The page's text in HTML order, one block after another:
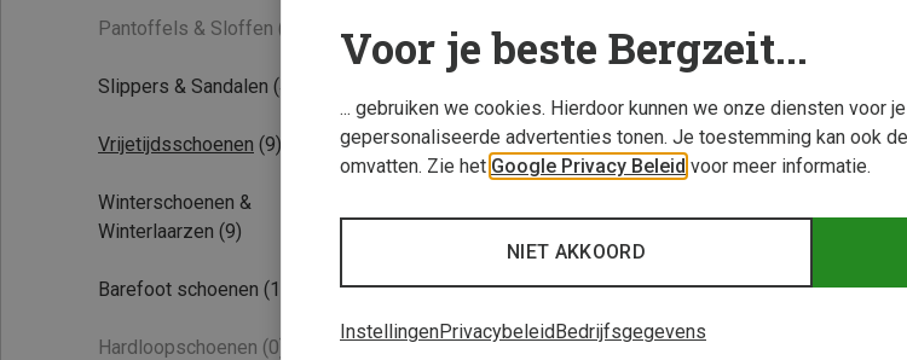
Pantoffels & Sloffen (0)
Slippers & Sandalen (4)
Vrijetijdsschoenen (9)
Winterschoenen &
Winterlaarzen (9)
Barefoot schoenen (14)
Hardloopschoenen (0)
Je bespaart 37% Je bespaart 27%
Voor je beste Bergzeit...
... gebruiken we cookies. Hierdoor kunnen we onze diensten voor
gepersonaliseerde advertenties tonen. Je toestemming kan ook
omvatten. Zie het Google Privacy Beleid voor meer informatie.
NIET AKKOORD
InstellingenPrivacybeleidBedrijfsgegevens